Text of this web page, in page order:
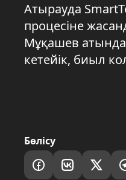
Атырауда
процесіне
Мұқашев
кетейік, биыл
Бөлісу